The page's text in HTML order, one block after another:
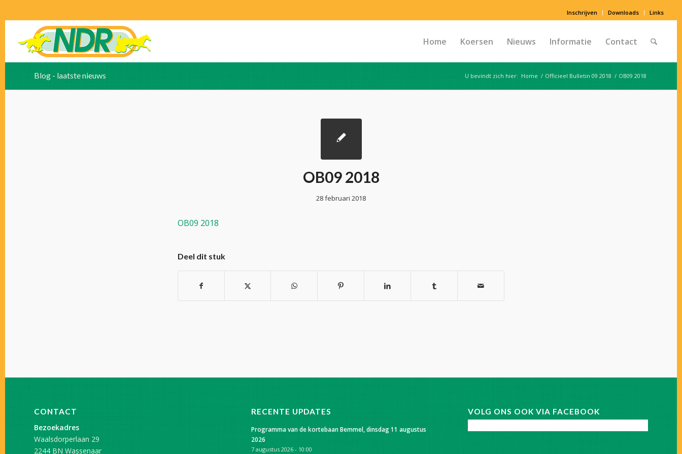
Inschrijven Downloads Links
Home Koersen Nieuws Informatie Contact
Blog - laatste nieuws U bevindt zich hier: Home / Officieel Bulletin 09 2018 / OB09 2018
OB09 2018
28 februari 2018
OB09 2018
Deel dit stuk
CONTACT
Bezoekadres
Waalsdorperlaan 29
2244 BN Wassenaar
RECENTE UPDATES
Programma van de kortebaan Bemmel, dinsdag 11 augustus
2026
7 augustus 2026 - 10:00
VOLG ONS OOK VIA FACEBOOK